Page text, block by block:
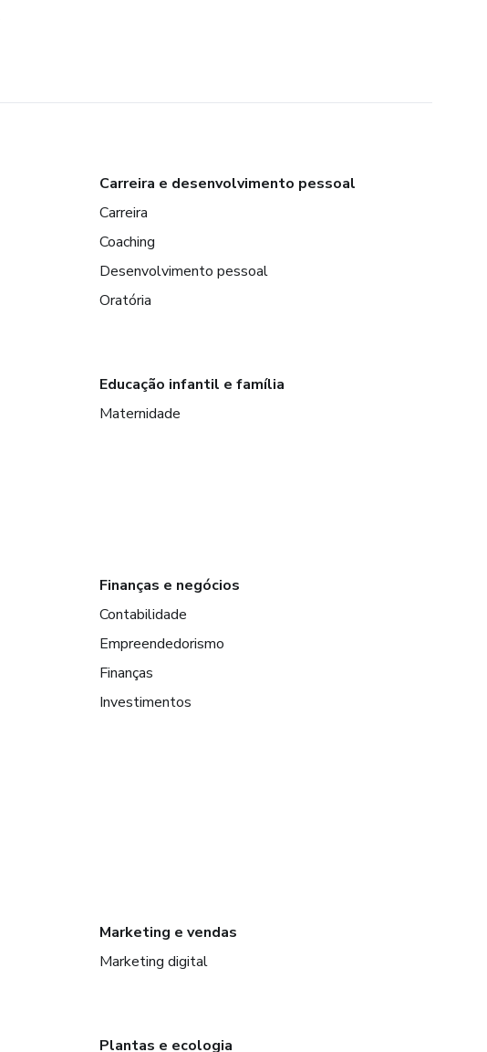
Carreira e desenvolvimento pessoal
Carreira
Coaching
Desenvolvimento pessoal
Oratória
Educação infantil e família
Maternidade
Finanças e negócios
Contabilidade
Empreendedorismo
Finanças
Investimentos
Marketing e vendas
Marketing digital
Plantas e ecologia